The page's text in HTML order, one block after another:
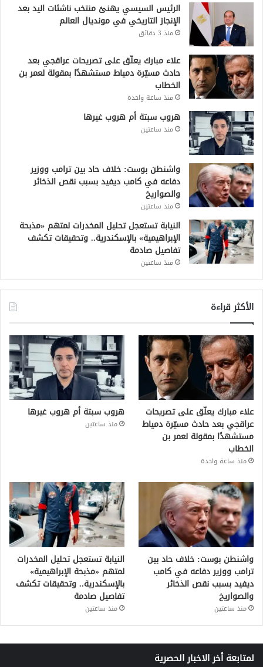
الرئيس السيسي يهنئ منتخب ناشئات اليد بعد
الإنجاز التاريخي في مونديال العالم
منذ 3 دقائق
علاء مبارك يعلّق على تصريحات عراقجي بعد
حادث مسيّرة دمياط مستشهدًا بمقولة لعمر بن
الخطاب
منذ ساعة واحدة
هروب سبتة أم هروب غيرها
منذ ساعتين
واشنطن بوست: خلاف حاد بين ترامب ووزير
دفاعه في كامب ديفيد بسبب نقص الذخائر
والصواريخ
منذ ساعتين
النيابة تستعجل تحليل المخدرات لمتهم «مذبحة
الإبراهيمية» بالإسكندرية.. وتحقيقات تكشف
تفاصيل صادمة
منذ ساعتين
الأكثر قراءة
علاء مبارك يعلّق على تصريحات
عراقجي بعد حادث مسيّرة دمياط
مستشهدًا بمقولة لعمر بن
الخطاب
منذ ساعة واحدة
هروب سبتة أم هروب غيرها
منذ ساعتين
واشنطن بوست: خلاف حاد بين
ترامب ووزير دفاعه في كامب
ديفيد بسبب نقص الذخائر
والصواريخ
منذ ساعتين
النيابة تستعجل تحليل المخدرات
لمتهم «مذبحة الإبراهيمية»
بالإسكندرية.. وتحقيقات تكشف
تفاصيل صادمة
منذ ساعتين
لمتابعة أخر الاخبار الحصرية